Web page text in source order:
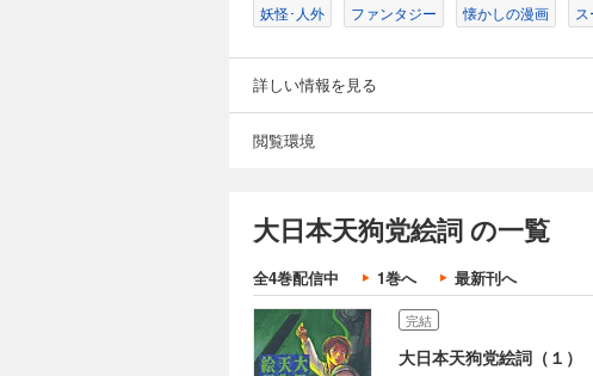
妖怪･人外 ファンタジー 懐かしの漫画
詳しい情報を見る
閲覧環境
大日本天狗党絵詞 の一覧
全4巻配信中 1巻へ 最新刊へ
完結
大日本天狗党絵詞（１）